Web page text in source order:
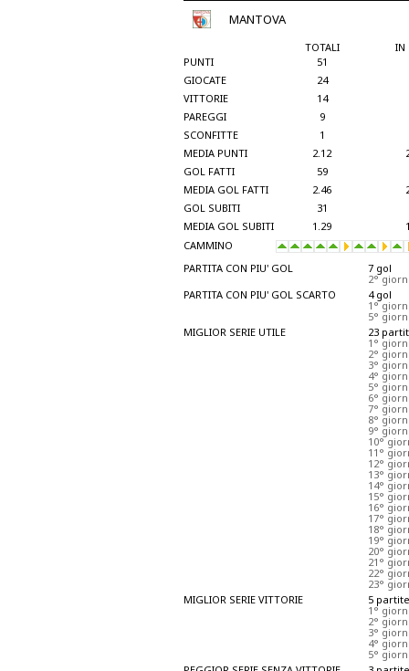
MANTOVA
TOTALI
IN
PUNTI
51
GIOCATE
24
VITTORIE
14
PAREGGI
9
SCONFITTE
1
MEDIA PUNTI
2.12
GOL FATTI
59
MEDIA GOL FATTI
2.46
GOL SUBITI
31
MEDIA GOL SUBITI
1.29
CAMMINO
PARTITA CON PIU' GOL
7 gol
2°
PARTITA CON PIU' GOL SCARTO
4 gol
1°
5°
MIGLIOR SERIE UTILE
23
1°
2°
3°
4°
5°
6°
7°
8°
9°
10°
11°
12°
13°
14°
15°
16°
17°
18°
19°
20°
21°
22°
23°
MIGLIOR SERIE VITTORIE
5 partite
1°
2°
3°
4°
5°